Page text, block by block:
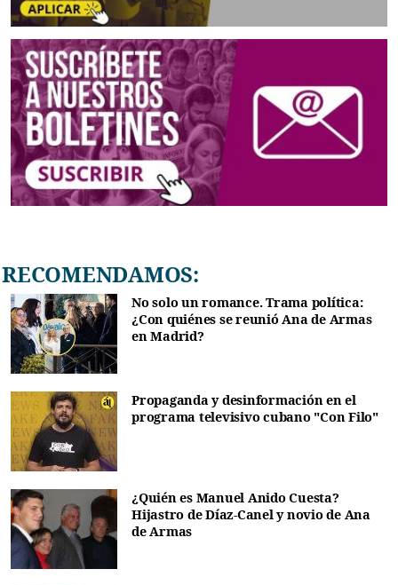
RECOMENDAMOS:
No solo un romance. Trama política:
¿Con quiénes se reunió Ana de Armas
en Madrid?
Propaganda y desinformación en el
programa televisivo cubano "Con Filo"
¿Quién es Manuel Anido Cuesta?
Hijastro de Díaz-Canel y novio de Ana
de Armas